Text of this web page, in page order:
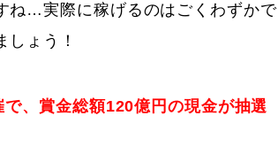
ね…実際に稼げるのはごくわずかで
ょう！
、賞金総額120億円の現金が抽選